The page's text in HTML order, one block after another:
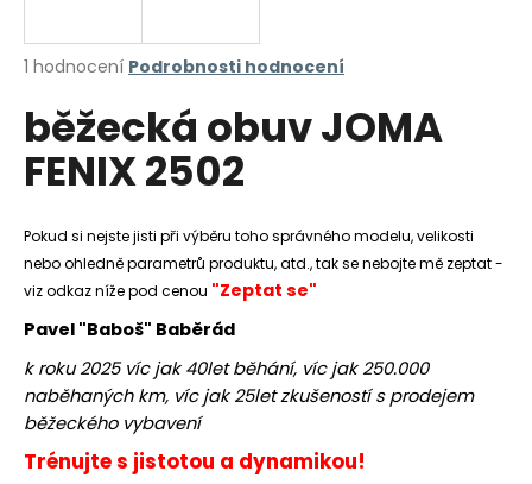
Průměrné
produktu
je
5,0
1 hodnocení Podrobnosti hodnocení
běžecká obuv JOMA
FENIX 2502
Pokud si nejste jisti při výběru toho správného modelu, velikosti
nebo ohledně parametrů produktu, atd., tak se nebojte mě zeptat -
viz odkaz níže pod cenou "Zeptat se"
Pavel "Baboš" Baběrád
k roku 2025 víc jak 40let běhání, víc jak 250.000
naběhaných km, víc jak 25let zkušeností s prodejem
běžeckého vybavení
Trénujte s jistotou a dynamikou!
j
t
?
HLEDAT
D
o
p
o